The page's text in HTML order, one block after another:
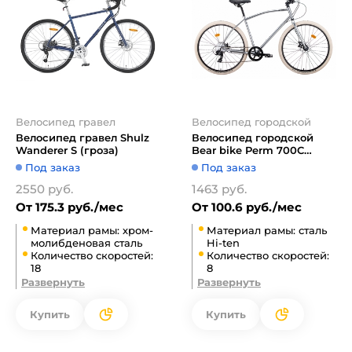
Велосипед гравел
Велосипед гравел Shulz
Wanderer S (гроза)
Под заказ
2550 руб.
От 175.3 руб./мес
Материал рамы: хром-
молибденовая сталь
Количество скоростей:
18
Развернуть
Купить
Велосипед городской
Велосипед городской
Bear bike Perm 700C
1BKB1C188003 (хром)
Под заказ
1463 руб.
От 100.6 руб./мес
Материал рамы: сталь
Hi-ten
Количество скоростей:
8
Развернуть
Купить